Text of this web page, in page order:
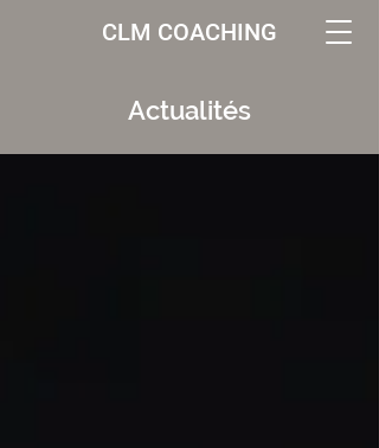
CLM COACHING
Actualités